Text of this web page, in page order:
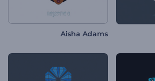
Aisha Adams